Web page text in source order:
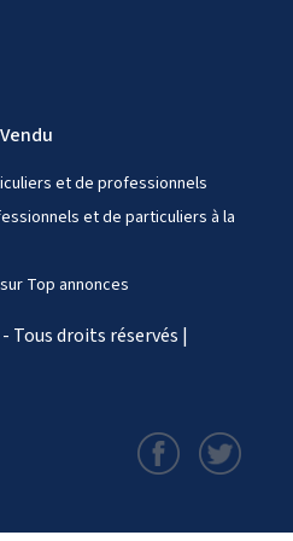
et de professionnels
et de particuliers à la
Top annonces
Tous droits réservés |